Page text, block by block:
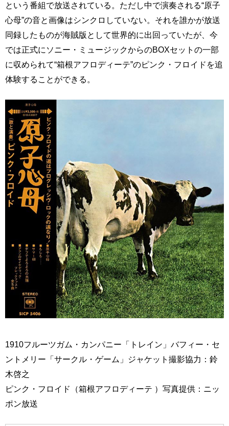
という番組で放送されている。ただし中で演奏される“原子
心母”の音と画像はシンクロしていない。それを誰かが放送
同録したものが海賊版として世界的に出回っていたが、今
では正式にソニー・ミュージックからのBOXセットの一部
に収められて“箱根アフロディーテ”のピンク・フロイドを追
体験することができる。
1910フルーツガム・カンパニー「トレイン」バフィー・セ
ントメリー「サークル・ゲーム」ジャケット撮影協力：鈴
木啓之
ピンク・フロイド（箱根アフロディーテ ）写真提供：ニッ
ポン放送